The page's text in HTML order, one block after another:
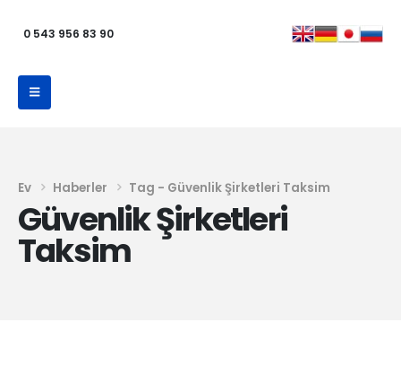
0 543 956 83 90
Ev Haberler Tag - Güvenlik Şirketleri Taksim
Güvenlik Şirketleri
Taksim